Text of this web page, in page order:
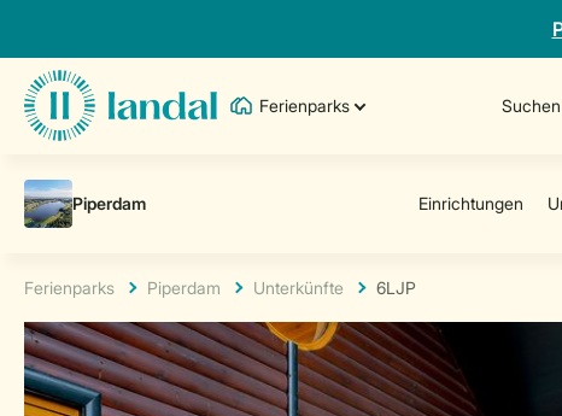
Ferienparks
Ferienparks Piperdam Unterkünfte 6LJP